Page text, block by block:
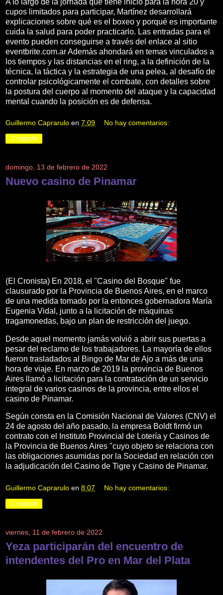
cupos limitados para participar, Martínez desarrollará
explicaciones sobre qué es el boxeo y porqué es importante
cuida la salud para poder practicarlo. Las entradas para el
evento pueden conseguirse a través del enlace al sitio
eventbrite.com.ar Además ahondará en temas vinculados a
los tiempos y las distancias en el ring, a la definición de la
técnica, la táctica y la estrategia de una pelea, al desafío de
controlar psicológicamente el combate, con detalles sobre
la postura del cuerpo al momento del ataque y la capacidad
mental cuando la posición es de defensa.
Guillermo Caprarulo en 7:09 No hay comentarios:
Compartir
domingo, 13 de febrero de 2022
Nuevo casino de Pinamar
(El Cronista) En 2018, el "Casino del Bosque" fue
clausurado por la Provincia de Buenos Aires, en el marco
de una medida tomado por la entonces gobernadora María
Eugenia Vidal, junto a la licitación de máquinas
tragamonedas, bajo un plan de restricción del juego.
Desde aquel momento jamás volvió a abrir sus puertas a
pesar del reclamo de los trabajadores. La mayoría de ellos
fueron trasladados al Bingo de Mar de Ajo a más de una
hora de viaje. En marzo de 2019 la provincia de Buenos
Aires llamó a licitación para la contratación de un servicio
integral de varios casinos de la provincia, entre ellos el
casino de Pinamar.
Según consta en la Comisión Nacional de Valores (CNV) el
24 de agosto del año pasado, la empresa Boldt firmó un
contrato con el Instituto Provincial de Lotería y Casinos de
la Provincia de Buenos Aires "cuyo objeto se relaciona con
las obligaciones asumidas por la Sociedad en relación con
la adjudicación del Casino de Tigre y Casino de Pinamar.
Guillermo Caprarulo en 8:07 No hay comentarios:
Compartir
viernes, 11 de febrero de 2022
Yeza participarán del encuentro de
intendentes del Pro en Mar del Plata